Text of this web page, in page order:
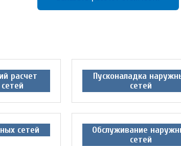
расчет
Пусконаладка
сетей
сетей
Обслуживание
сетей